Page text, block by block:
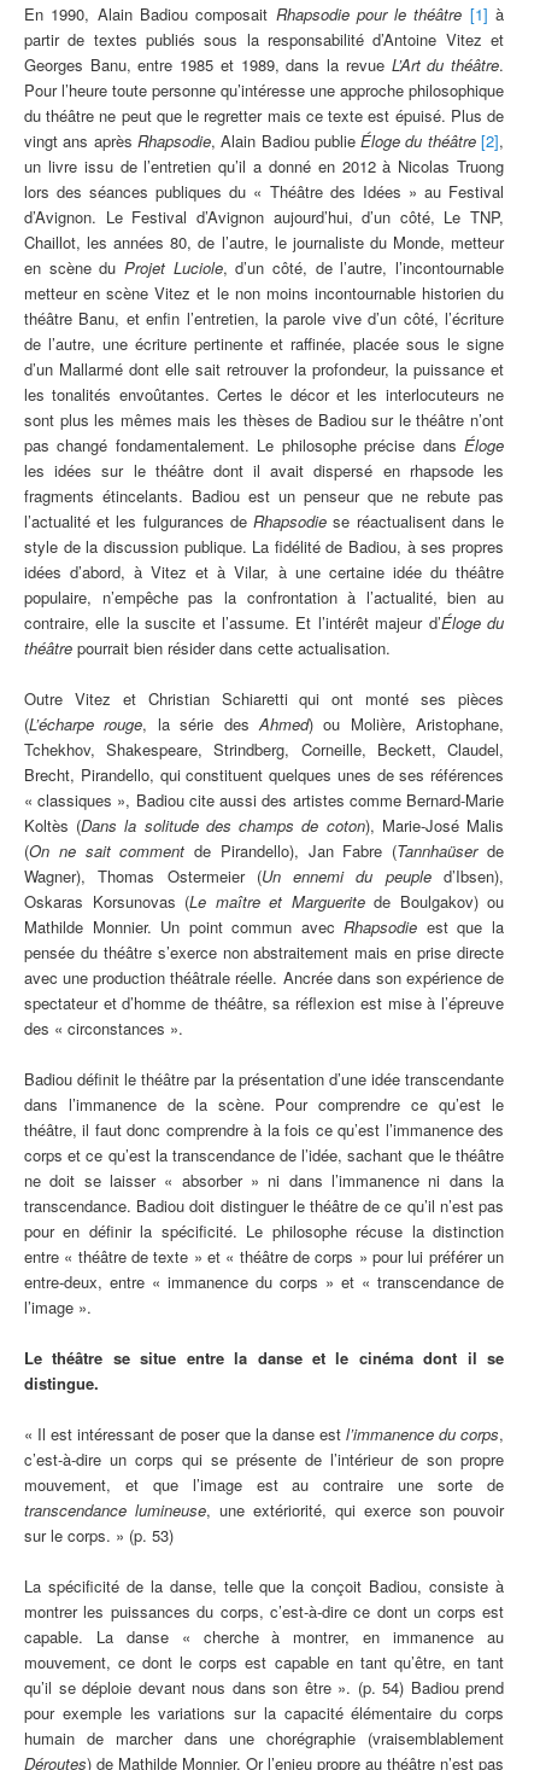
En 1990, Alain Badiou composait Rhapsodie pour le théâtre [1] à
partir de textes publiés sous la responsabilité d’Antoine Vitez et
Georges Banu, entre 1985 et 1989, dans la revue L’Art du théâtre.
Pour l’heure toute personne qu’intéresse une approche philosophique
du théâtre ne peut que le regretter mais ce texte est épuisé. Plus de
vingt ans après Rhapsodie, Alain Badiou publieÉloge du théâtre[2],
un livre issu de l’entretien qu’il a donné en 2012 à Nicolas Truong
lors des séances publiques du « Théâtre des Idées » au Festival
d’Avignon. Le Festival d’Avignon aujourd’hui, d’un côté, Le TNP,
Chaillot, les années 80, de l’autre, le journaliste du Monde, metteur
en scène du Projet Luciole, d’un côté, de l’autre, l’incontournable
metteur en scène Vitez et le non moins incontournable historien du
théâtre Banu, et enfin l’entretien, la parole vive d’un côté, l’écriture
de l’autre, une écriture pertinente et raffinée, placée sous le signe
d’un Mallarmé dont elle sait retrouver la profondeur, la puissance et
les tonalités envoûtantes. Certes le décor et les interlocuteurs ne
sont plus les mêmes mais les thèses de Badiou sur le théâtre n’ont
pas changé fondamentalement. Le philosophe précise dans Éloge
les idées sur le théâtre dont il avait dispersé en rhapsode les
fragments étincelants. Badiou est un penseur que ne rebute pas
l’actualité et les fulgurances deRhapsodiese réactualisent dans le
style de la discussion publique. La fidélité de Badiou, à ses propres
idées d’abord, à Vitez et à Vilar, à une certaine idée du théâtre
populaire, n’empêche pas la confrontation à l’actualité, bien au
contraire, elle la suscite et l’assume. Et l’intérêt majeur d’Éloge du
théâtre pourrait bien résider dans cette actualisation.
Outre Vitez et Christian Schiaretti qui ont monté ses pièces
(L’écharpe rouge, la série des Ahmed) ou Molière, Aristophane,
Tchekhov, Shakespeare, Strindberg, Corneille, Beckett, Claudel,
Brecht, Pirandello, qui constituent quelques unes de ses références
« classiques », Badiou cite aussi des artistes comme Bernard-Marie
Koltès (Dans la solitude des champs de coton), Marie-José Malis
(On ne sait commentde Pirandello), Jan Fabre (Tannhaüserde
Wagner), Thomas Ostermeier (Un ennemi du peupled’Ibsen),
Oskaras Korsunovas (Le maître et Marguerite de Boulgakov) ou
Mathilde Monnier. Un point commun avecRhapsodie est que la
pensée du théâtre s’exerce non abstraitement mais en prise directe
avec une production théâtrale réelle. Ancrée dans son expérience de
spectateur et d’homme de théâtre, sa réflexion est mise à l’épreuve
des « circonstances ».
Badiou définit le théâtre par la présentation d’une idée transcendante
dans l’immanence de la scène. Pour comprendre ce qu’est le
théâtre, il faut donc comprendre à la fois ce qu’est l’immanence des
corps et ce qu’est la transcendance de l’idée, sachant que le théâtre
ne doit se laisser « absorber » ni dans l’immanence ni dans la
transcendance. Badiou doit distinguer le théâtre de ce qu’il n’est pas
pour en définir la spécificité. Le philosophe récuse la distinction
entre « théâtre de texte » et « théâtre de corps » pour lui préférer un
entre-deux, entre « immanence du corps » et « transcendance de
l’image ».
Le théâtre se situe entre la danse et le cinéma dont il se
distingue.
« Il est intéressant de poser que la danse est l’immanence du corps,
c’est-à-dire un corps qui se présente de l’intérieur de son propre
mouvement, et que l’image est au contraire une sorte de
transcendance lumineuse, une extériorité, qui exerce son pouvoir
sur le corps. » (p. 53)
La spécificité de la danse, telle que la conçoit Badiou, consiste à
montrer les puissances du corps, c’est-à-dire ce dont un corps est
capable. La danse « cherche à montrer, en immanence au
mouvement, ce dont le corps est capable en tant qu’être, en tant
qu’il se déploie devant nous dans son être ». (p. 54) Badiou prend
pour exemple les variations sur la capacité élémentaire du corps
humain de marcher dans une chorégraphie (vraisemblablement
Déroutes) de Mathilde Monnier. Or l’enjeu propre au théâtre n’est pas